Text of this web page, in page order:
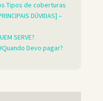
Tipos de coberturas
DÚVIDAS] –
SERVE?
Devo pagar?